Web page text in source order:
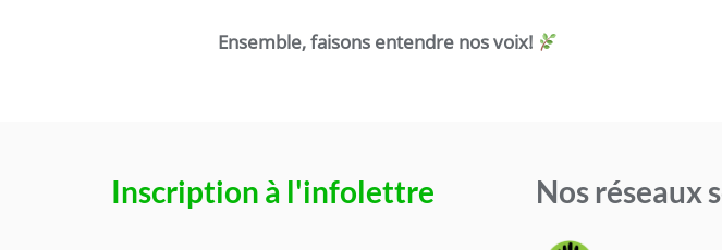
Ensemble, faisons entendre nos voix!
Inscription à l'infolettre Nos réseaux